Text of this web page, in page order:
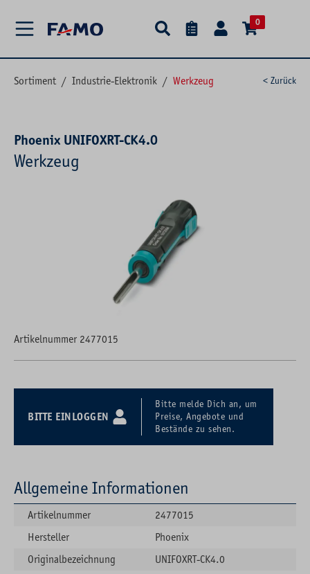
0
Sortiment / Industrie-Elektronik / Werkzeug < Zurück
Phoenix UNIFOXRT-CK4.0
Werkzeug
Artikelnummer 2477015
BITTE EINLOGGEN
Bitte melde Dich an, um
Preise, Angebote und
Bestände zu sehen.
Allgemeine Informationen
Artikelnummer
2477015
Hersteller
Phoenix
Originalbezeichnung
UNIFOXRT-CK4.0